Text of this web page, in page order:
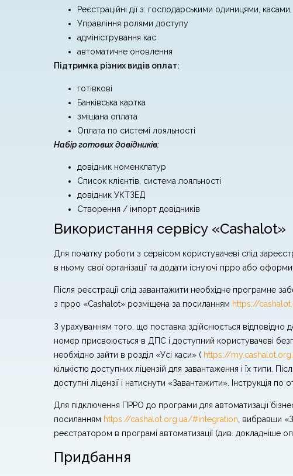
Реєстраційні дії з: господарськими одиницями,
Управління ролями доступу
адміністрування кас
автоматичне оновлення
Підтримка різних видів оплат:
готівкові
Банківська картка
змішана оплата
Оплата по системі лояльності
Набір готових довідників:
довідник номенклатур
Список клієнтів, система лояльності
довідник УКТЗЕД
Створення / імпорт довідників
Використання сервісу «Cashalot»
Для початку роботи з сервісом користувачеві слід
в ньому свої організації та додати існуючі прро або
Після реєстрації слід завантажити необхідне програмне
з прро «Cashalot» розміщена за посиланням https://
З урахуванням того, що поставка здійснюється відповідно
номер присвоюється в ДПС і доступний користувачеві
необхідно зайти в розділ «Усі каси» ( https://
кількістю доступних ліцензій для завантаження і їх типи.
доступні ліцензії і натиснути «Завантажити». Інструкція
Для підключення ПРРО до програми для автоматизації
посиланням https://cashalot.org.ua/#integration , вибравши
реєстратором в програмі автоматизації (див. докладніше
Придбання